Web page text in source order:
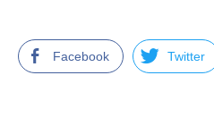
Facebook Twitter